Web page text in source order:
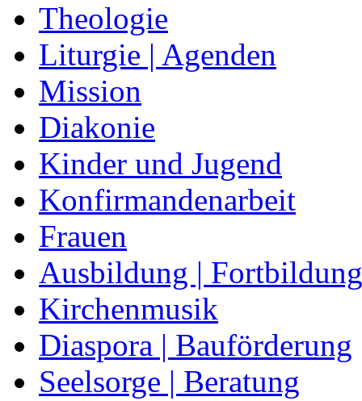
Theologie
Liturgie | Agenden
Mission
Diakonie
Kinder und Jugend
Konfirmandenarbeit
Frauen
Ausbildung | Fortbildung
Kirchenmusik
Diaspora | Bauförderung
Seelsorge | Beratung